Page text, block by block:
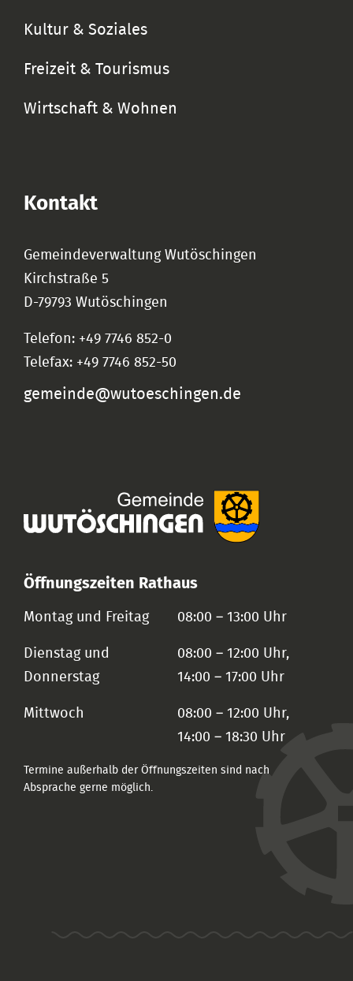
Kultur & Soziales
Freizeit & Tourismus
Wirtschaft & Wohnen
Kontakt
Gemeindeverwaltung Wutöschingen
Kirchstraße 5
D-79793 Wutöschingen
Telefon: +49 7746 852-0
Telefax: +49 7746 852-50
gemeinde@wutoeschingen.de
Öffnungszeiten Rathaus
Montag und Freitag 08:00 – 13:00 Uhr
Dienstag und
Donnerstag
08:00 – 12:00 Uhr,
14:00 – 17:00 Uhr
Mittwoch
08:00 – 12:00 Uhr,
14:00 – 18:30 Uhr
Termine außerhalb der Öffnungszeiten sind nach
Absprache gerne möglich.